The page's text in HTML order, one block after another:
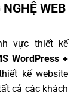
WEB
vực thiết kế
WordPress +
kế website
cả các khách